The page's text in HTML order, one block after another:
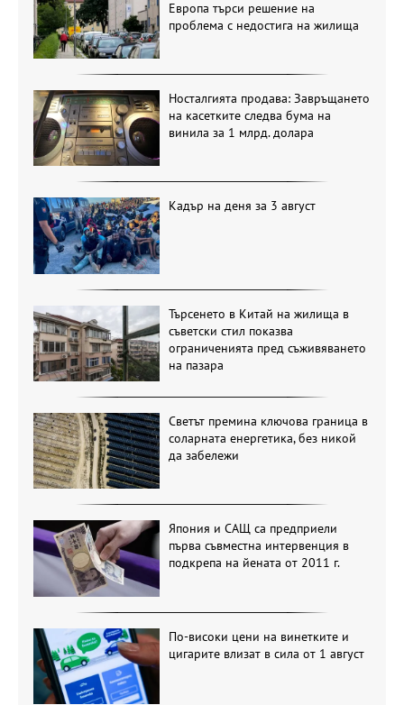
Европа търси решение на
проблема с недостига на жилища
Носталгията продава: Завръщането
на касетките следва бума на
винила за 1 млрд. долара
Кадър на деня за 3 август
Търсенето в Китай на жилища в
съветски стил показва
ограниченията пред съживяването
на пазара
Светът премина ключова граница в
соларната енергетика, без никой
да забележи
Япония и САЩ са предприели
първа съвместна интервенция в
подкрепа на йената от 2011 г.
По-високи цени на винетките и
цигарите влизат в сила от 1 август